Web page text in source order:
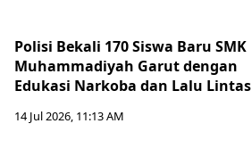
Polisi Bekali 170 Siswa Baru SMK
Muhammadiyah Garut dengan
Edukasi Narkoba dan Lalu Lintas
14 Jul 2026, 11:13 AM